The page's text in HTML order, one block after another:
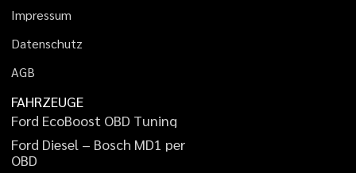
Impressum
Datenschutz
AGB
FAHRZEUGE
Ford EcoBoost OBD Tuning
Ford Diesel – Bosch MD1 per
OBD